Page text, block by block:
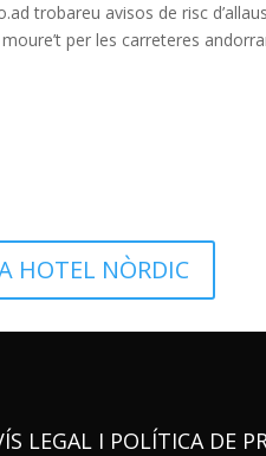
trobareu avisos de risc
per les carreteres
HOTEL NÒRDIC
LEGAL I POLÍTICA DE